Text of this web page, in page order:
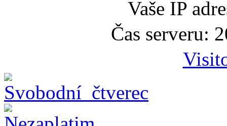
Vaše IP
Čas serveru: